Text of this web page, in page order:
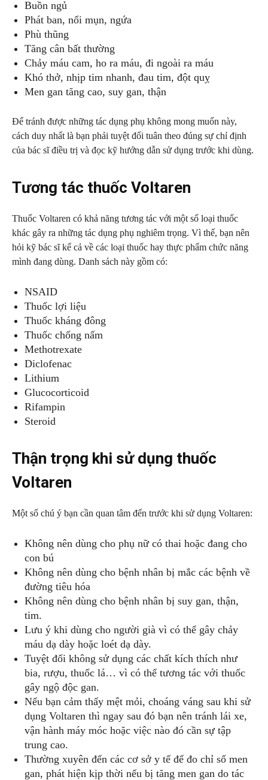
Buồn ngủ
Phát ban, nổi mụn, ngứa
Phù thũng
Tăng cân bất thường
Chảy máu cam, ho ra máu, đi ngoài ra máu
Khó thở, nhịp tim nhanh, đau tim, đột quỵ
Men gan tăng cao, suy gan, thận
Để tránh được những tác dụng phụ không mong muốn này,
cách duy nhất là bạn phải tuyệt đối tuân theo đúng sự chỉ định
của bác sĩ điều trị và đọc kỹ hướng dẫn sử dụng trước khi dùng.
Tương tác thuốc Voltaren
Thuốc Voltaren có khả năng tương tác với một số loại thuốc
khác gây ra những tác dụng phụ nghiêm trọng. Vì thế, bạn nên
hỏi kỹ bác sĩ kể cả về các loại thuốc hay thực phẩm chức năng
mình đang dùng. Danh sách này gồm có:
NSAID
Thuốc lợi liệu
Thuốc kháng đông
Thuốc chống nấm
Methotrexate
Diclofenac
Lithium
Glucocorticoid
Rifampin
Steroid
Thận trọng khi sử dụng thuốc
Voltaren
Một số chú ý bạn cần quan tâm đến trước khi sử dụng Voltaren:
Không nên dùng cho phụ nữ có thai hoặc đang cho
con bú
Không nên dùng cho bệnh nhân bị mắc các bệnh về
đường tiêu hóa
Không nên dùng cho bệnh nhân bị suy gan, thận,
tim.
Lưu ý khi dùng cho người già vì có thể gây chảy
máu dạ dày hoặc loét dạ dày.
Tuyệt đối không sử dụng các chất kích thích như
bia, rượu, thuốc lá… vì có thể tương tác với thuốc
gây ngộ độc gan.
Nếu bạn cảm thấy mệt mỏi, choáng váng sau khi sử
dụng Voltaren thì ngay sau đó bạn nên tránh lái xe,
vận hành máy móc hoặc việc nào đó cần sự tập
trung cao.
Thường xuyên đến các cơ sở y tế để đo chỉ số men
gan, phát hiện kịp thời nếu bị tăng men gan do tác